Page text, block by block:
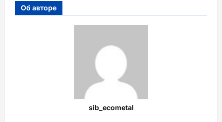
Об авторе
sib_ecometal